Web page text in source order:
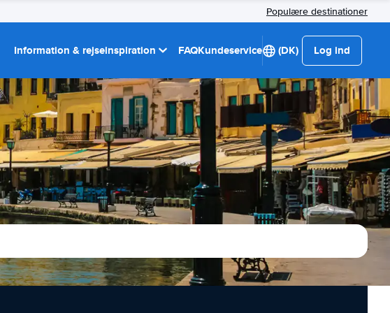
Populære destinationer
Information & rejseinspiration FAQKundeservice (DK) Log ind